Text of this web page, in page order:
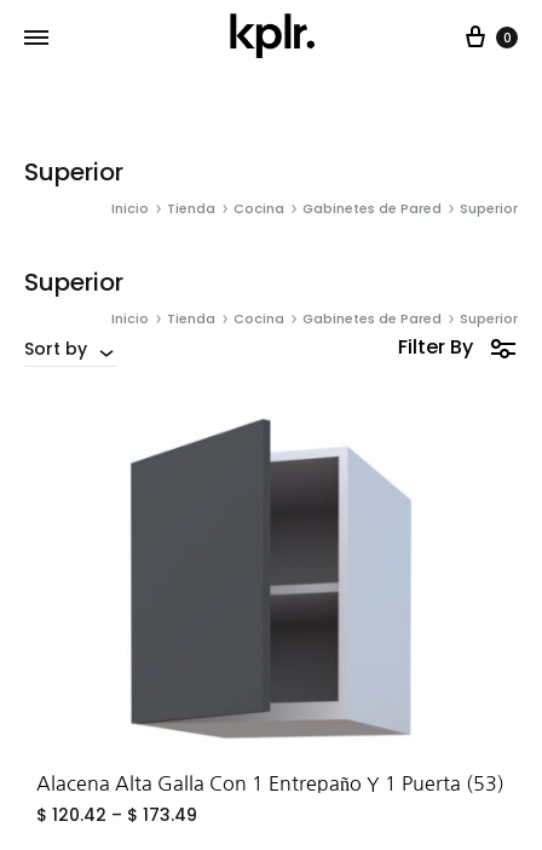
0
Superior
Inicio Tienda Cocina Gabinetes de Pared Superior
Superior
Inicio Tienda Cocina Gabinetes de Pared Superior
Sort by Filter By
Alacena Alta Galla Con 1 Entrepaño Y 1 Puerta (53)
$ 120.42 – $ 173.49